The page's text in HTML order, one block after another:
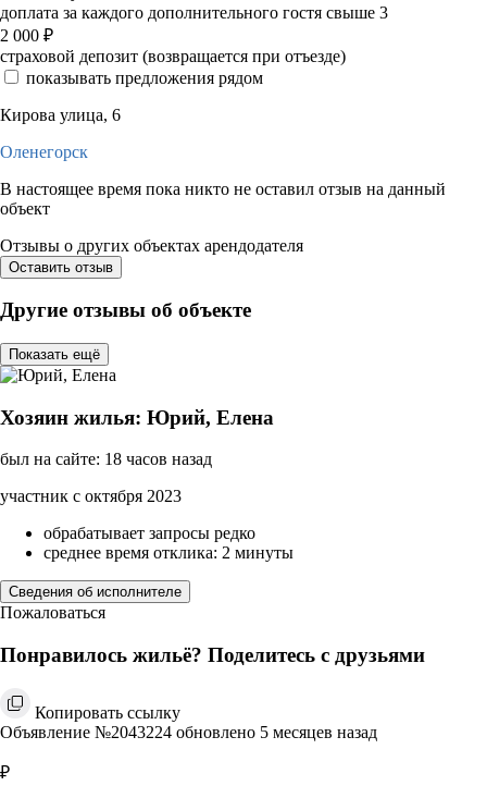
доплата за каждого дополнительного гостя свыше 3
2 000 ₽
страховой депозит (возвращается при отъезде)
показывать предложения рядом
Кирова улица, 6
Оленегорск
В настоящее время пока никто не оставил отзыв на данный
объект
Отзывы о других объектах арендодателя
Оставить отзыв
Другие отзывы об объекте
Показать ещё
Хозяин жилья: Юрий, Елена
был на сайте: 18 часов назад
участник с октября 2023
обрабатывает запросы редко
среднее время отклика: 2 минуты
Сведения об исполнителе
Пожаловаться
Понравилось жильё? Поделитесь с друзьями
Копировать ссылку
Объявление №2043224 обновлено 5 месяцев назад
₽